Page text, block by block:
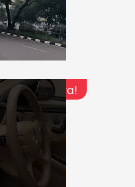
Tempatnya!